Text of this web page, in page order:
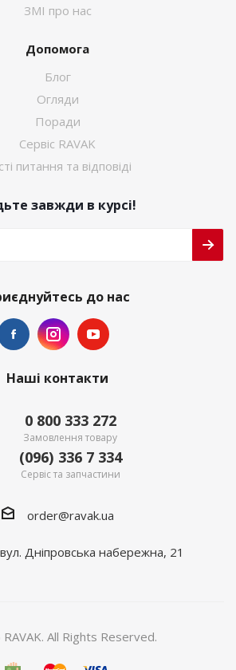
ЗМІ про нас
Допомога
Блог
Огляди
Поради
Сервіс RAVAK
питання та відповіді
завжди в курсі!
до нас
Наші контакти
0 800 333 272
Замовлення товару
(096) 336 7 334
Сервіс та запчастини
order@ravak.ua
Дніпровська набережна, 21
All Rights Reserved.